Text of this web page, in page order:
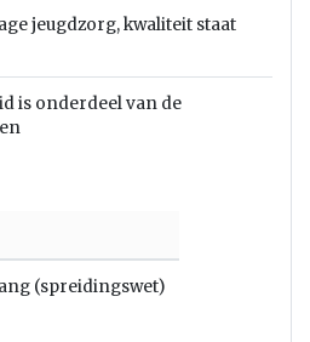
jeugdzorg, kwaliteit staat
is onderdeel van de
(spreidingswet)